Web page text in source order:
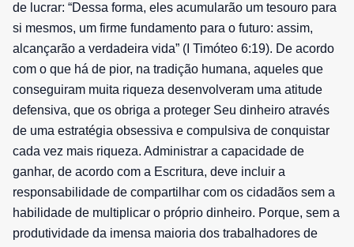
de lucrar: “Dessa forma, eles acumularão um tesouro para
si mesmos, um firme fundamento para o futuro: assim,
alcançarão a verdadeira vida” (I Timóteo 6:19). De acordo
com o que há de pior, na tradição humana, aqueles que
conseguiram muita riqueza desenvolveram uma atitude
defensiva, que os obriga a proteger Seu dinheiro através
de uma estratégia obsessiva e compulsiva de conquistar
cada vez mais riqueza. Administrar a capacidade de
ganhar, de acordo com a Escritura, deve incluir a
responsabilidade de compartilhar com os cidadãos sem a
habilidade de multiplicar o próprio dinheiro. Porque, sem a
produtividade da imensa maioria dos trabalhadores de